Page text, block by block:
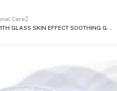
Care
GLASS SKIN EFFECT SOOTHING G...